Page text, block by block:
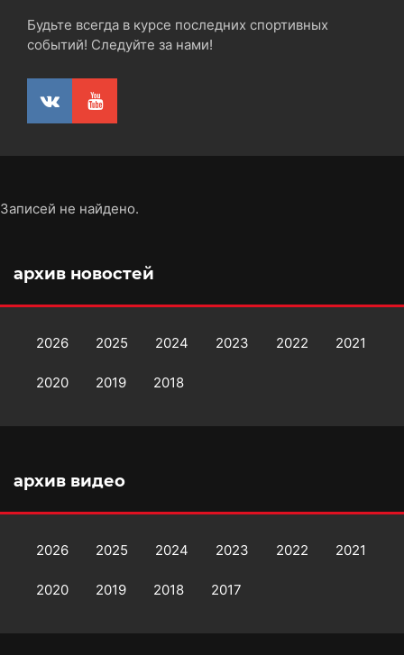
Будьте всегда в курсе последних спортивных
событий! Следуйте за нами!
Записей не найдено.
архив новостей
2026 2025 2024 2023 2022 2021
2020 2019 2018
архив видео
2026 2025 2024 2023 2022 2021
2020 2019 2018 2017